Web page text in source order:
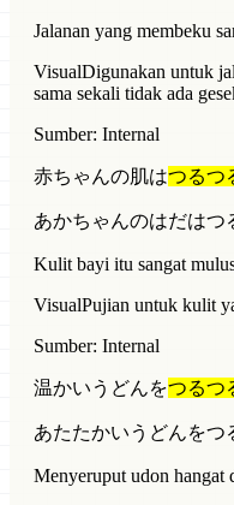
Jalanan yang membeku
VisualDigunakan untuk
sama sekali tidak ada
Sumber: Internal
赤ちゃんの肌はつるつ
あかちゃんのはだはつ
Kulit bayi itu sangat
VisualPujian untuk kulit
Sumber: Internal
温かいうどんをつるつ
あたたかいうどんをつ
Menyeruput udon hangat